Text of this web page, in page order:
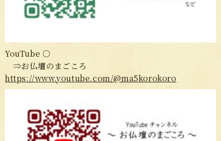
YouTube ○
⇒お仏壇のまごころ
https://www.youtube.com/@ma5korokoro